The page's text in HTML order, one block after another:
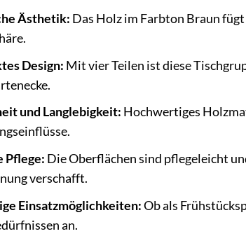
Ästhetik: Das Holz im Farbton Braun
Design: Mit vier Teilen ist diese
und Langlebigkeit: Hochwertiges
Pflege: Die Oberflächen sind pflegeleicht
verschafft.
Einsatzmöglichkeiten:Ob als
an.